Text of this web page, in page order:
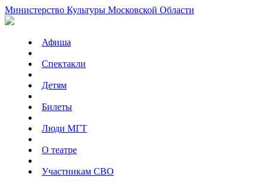
Министерство Культуры Московской Области
Афиша
Спектакли
Детям
Билеты
Люди МГТ
О театре
Участникам СВО